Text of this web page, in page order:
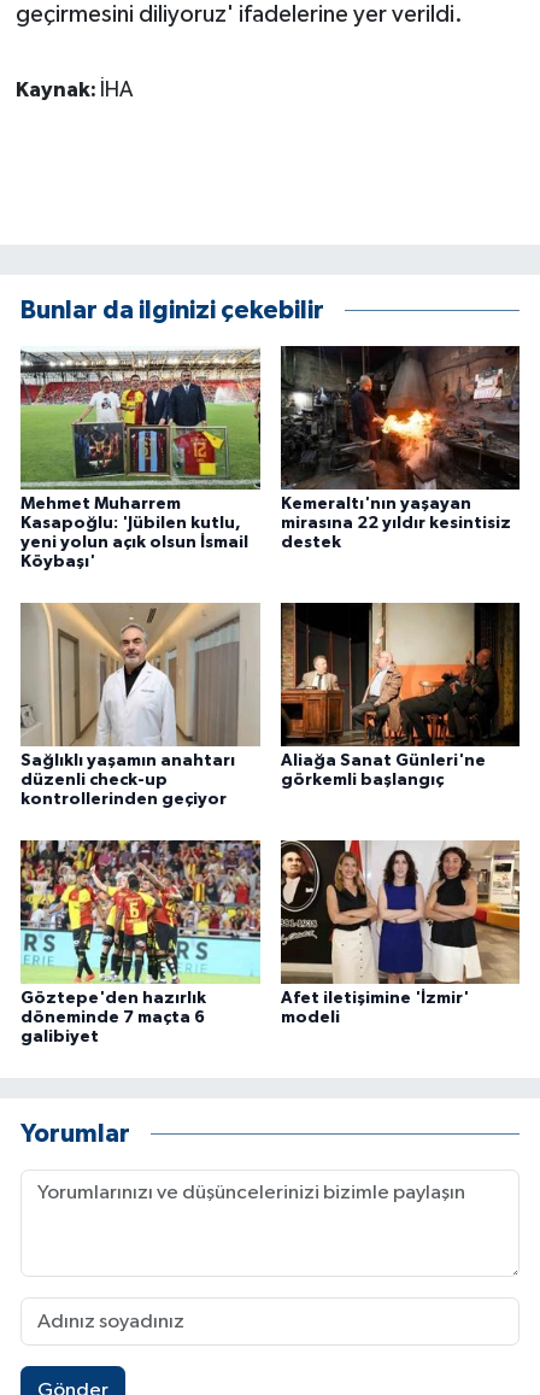
geçirmesini diliyoruz' ifadelerine yer verildi.
Kaynak: İHA
Bunlar da ilginizi çekebilir
Mehmet Muharrem
Kasapoğlu: 'Jübilen kutlu,
yeni yolun açık olsun İsmail
Köybaşı'
Kemeraltı'nın yaşayan
mirasına 22 yıldır kesintisiz
destek
Sağlıklı yaşamın anahtarı
düzenli check-up
kontrollerinden geçiyor
Aliağa Sanat Günleri'ne
görkemli başlangıç
Göztepe'den hazırlık
döneminde 7 maçta 6
galibiyet
Afet iletişimine 'İzmir'
modeli
Yorumlar
Gönder
Sağlık
SİYASET
YAŞAM
YEREL
Yerel Haberler